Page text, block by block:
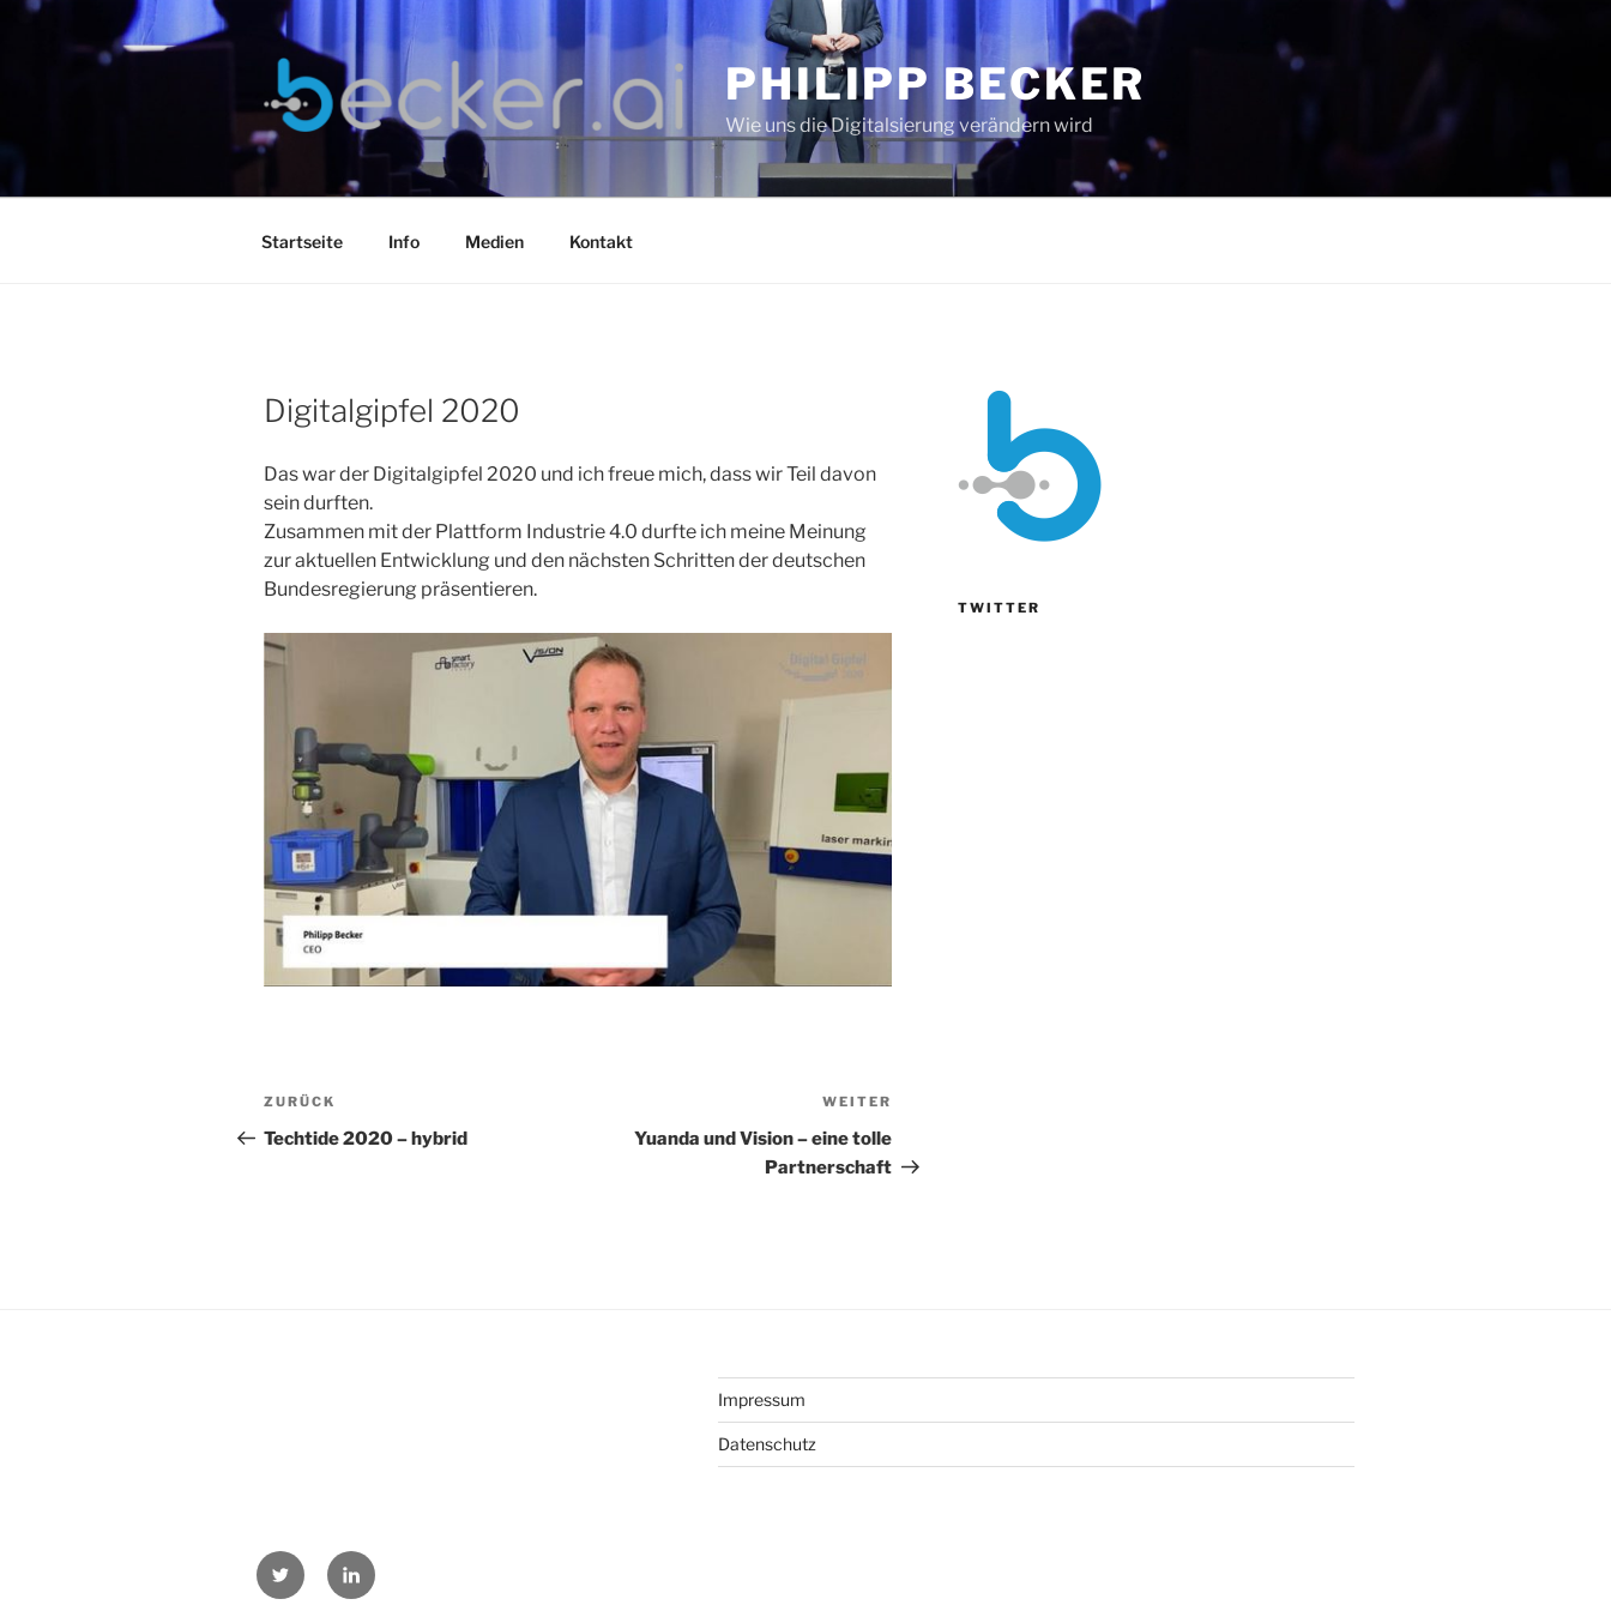
Zum
PHILIPP BECKER
Wie uns die Digitalsierung verändern wird
Startseite Info Medien Kontakt
Digitalgipfel 2020
Das war der Digitalgipfel 2020 und ich freue mich, dass wir Teil davon
sein durften.
Zusammen mit der Plattform Industrie 4.0 durfte ich meine Meinung
zur aktuellen Entwicklung und den nächsten Schritten der deutschen
Bundesregierung präsentieren.
Beitrags-
Navigation
Vorheriger
Beitrag
ZURÜCK
Techtide 2020 – hybrid
Beitrag
WEITER
Yuanda und Vision – eine tolle
Partnerschaft
TWITTER
Impressum
Datenschutz
twitter LinkedIn